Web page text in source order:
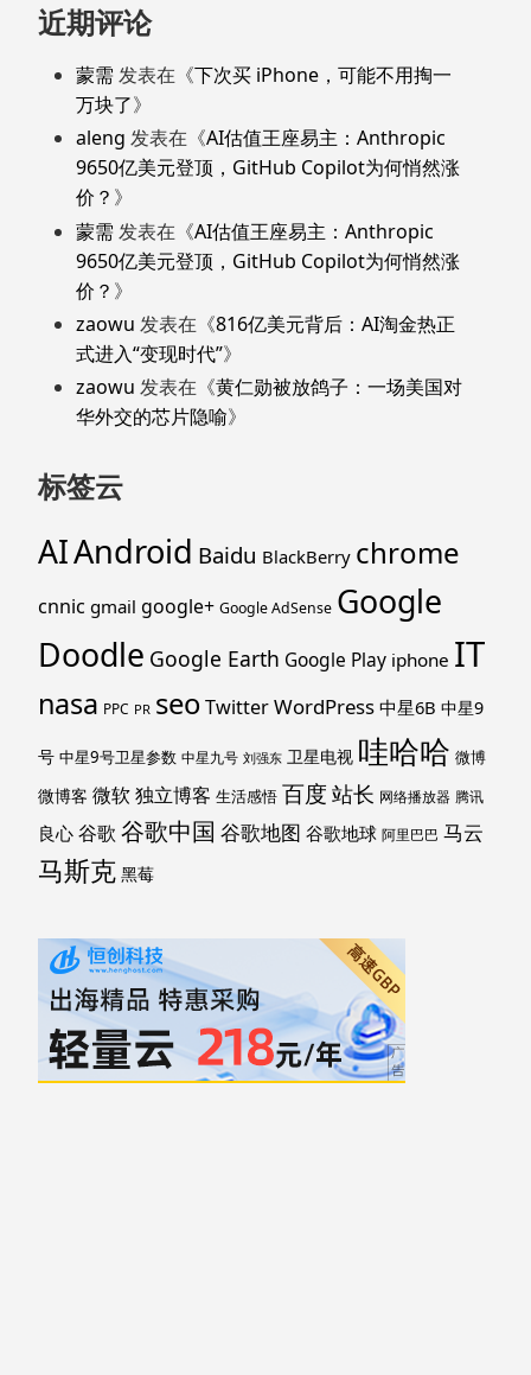
近期评论
蒙需 发表在《下次买 iPhone，可能不用掏一
万块了》
aleng 发表在《AI估值王座易主：Anthropic
9650亿美元登顶，GitHub Copilot为何悄然涨
价？ 》
蒙需 发表在《AI估值王座易主：Anthropic
9650亿美元登顶，GitHub Copilot为何悄然涨
价？ 》
zaowu 发表在《816亿美元背后：AI淘金热正
式进入“变现时代”》
zaowu 发表在《黄仁勋被放鸽子：一场美国对
华外交的芯片隐喻》
标签云
AIAndroid Baidu BlackBerry chrome
cnnic gmail google+ Google AdSense Google
Doodle Google Earth Google Play iphone IT
nasa PPC PR seoTwitterWordPress 中星6B 中星9
号 中星9号卫星参数 中星九号 刘强东 卫星电视 哇哈哈 微博
微博客 微软独立博客 生活感悟 百度 站长 网络播放器 腾讯
良心 谷歌 谷歌中国 谷歌地图 谷歌地球 阿里巴巴 马云
马斯克 黑莓